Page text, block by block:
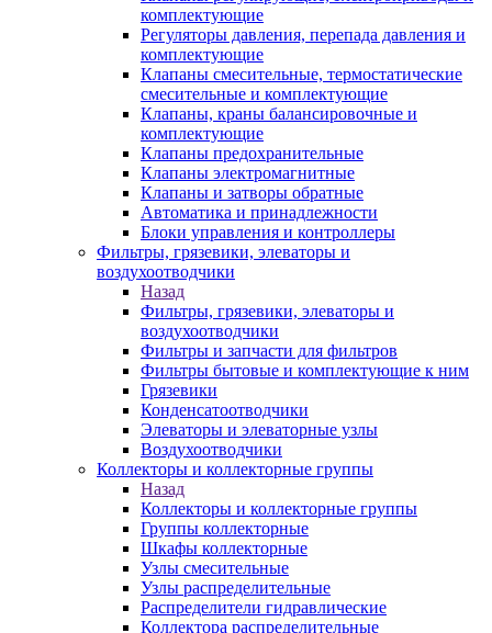
комплектующие
Регуляторы давления, перепада давления и
комплектующие
Клапаны смесительные, термостатические
смесительные и комплектующие
Клапаны, краны балансировочные и
комплектующие
Клапаны предохранительные
Клапаны электромагнитные
Клапаны и затворы обратные
Автоматика и принадлежности
Блоки управления и контроллеры
Фильтры, грязевики, элеваторы и
воздухоотводчики
Назад
Фильтры, грязевики, элеваторы и
воздухоотводчики
Фильтры и запчасти для фильтров
Фильтры бытовые и комплектующие к ним
Грязевики
Конденсатоотводчики
Элеваторы и элеваторные узлы
Воздухоотводчики
Коллекторы и коллекторные группы
Назад
Коллекторы и коллекторные группы
Группы коллекторные
Шкафы коллекторные
Узлы смесительные
Узлы распределительные
Распределители гидравлические
Коллектора распределительные